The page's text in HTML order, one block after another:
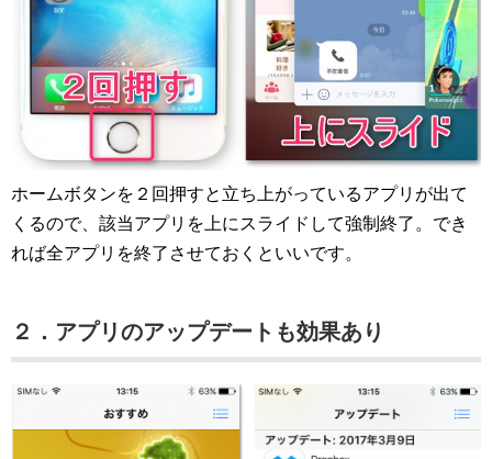
ホームボタンを２回押すと立ち上がっているアプリが出て
くるので、該当アプリを上にスライドして強制終了。でき
れば全アプリを終了させておくといいです。
２．アプリのアップデートも効果あり